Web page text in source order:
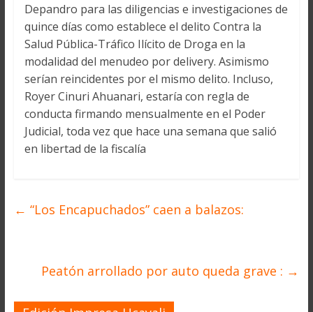
Depandro para las diligencias e investigaciones de
quince días como establece el delito Contra la
Salud Pública-Tráfico Ilícito de Droga en la
modalidad del menudeo por delivery. Asimismo
serían reincidentes por el mismo delito. Incluso,
Royer Cinuri Ahuanari, estaría con regla de
conducta firmando mensualmente en el Poder
Judicial, toda vez que hace una semana que salió
en libertad de la fiscalía
← “Los Encapuchados” caen a balazos:
Peatón arrollado por auto queda grave : →